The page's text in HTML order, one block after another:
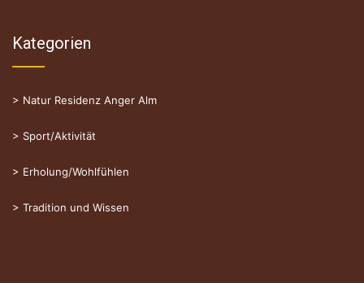
Kategorien
> Natur Residenz Anger Alm
> Sport/Aktivität
> Erholung/Wohlfühlen
> Tradition und Wissen